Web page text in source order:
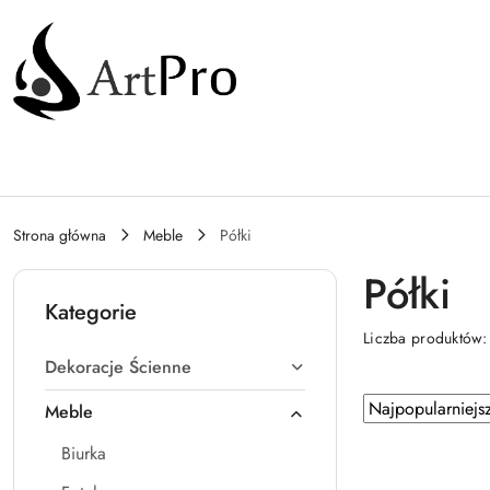
Przejdź do treści głównej
Przejdź do wyszukiwarki
Przejdź do moje konto
Przejdź do menu głównego
Przejdź do stopki
Strona główna Meble Półki
Kategorie
Dekoracje Ścienne
Meble
Biurka
Półki
Liczba
Zastosowano
sortowanie:
Sortuj
według